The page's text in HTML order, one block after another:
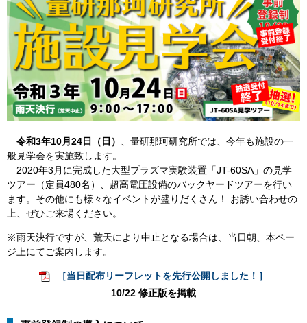
令和3年10月24日（日）
、量研那珂研究所では、今年も施設の一
般見学会を実施致します。
2020年3月に完成した大型プラズマ実験装置「JT-60SA」の見学
ツアー（定員480名）、超高電圧設備のバックヤードツアーを行い
ます。その他にも様々なイベントが盛りだくさん！ お誘い合わせの
上、ぜひご来場ください。
※雨天決行ですが、荒天により中止となる場合は、当日朝、本ペー
ジ上にてご案内します。
［当日配布リーフレットを先行公開しました！］
10/22 修正版を掲載